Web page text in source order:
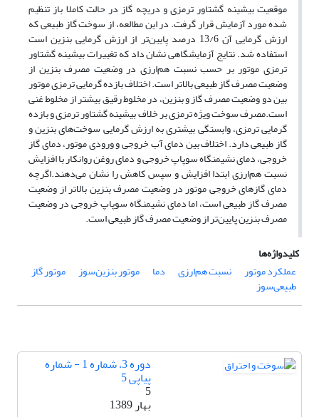
موقعیت بیشینه گشتاور ترمزی و دریچه گاز در حالت کاملا باز تنظیم
شده مورد آزمایش قرار گرفت. در این مطالعه، از سوخت گاز طبیعی که
ارزش گرمایی آن 13/6 درصد پایین‌تر از ارزش گرمایی بنزین است
استفاده شد. نتایج آزمایشگاهی نشان داد که تغییرات بیشینه گشتاور
ترمزی موتور بر حسب نسبت هم‌ارزی در وضعیت مصرف بنزین از
وضعیت مصرف گاز طبیعی بالاتر است. اختلاف بازده گرمایی ترمزی موتور
بین دو وضعیت مصرف گاز و بنزین، در مخلوط رقیق بیشتر از مخلوط غنی
است.مصرف سوخت ویژه ترمزی بر خلاف بیشینه گشتاور ترمزی و بازده
گرمایی ترمزی، وابستگی بیشتری به ارزش گرمایی سوخت‌های بنزین و
گاز طبیعی دارد. اختلاف بین دمای آب خروجی و ورودی موتور، دمای گاز
خروجی، دمای نشیمنگاه سوپاپ خروجی و دمای روغن روانکار با افزایش
نسبت هم‌ارزی ابتدا افزایش و سپس کاهش را نشان می‌دهند.اگرچه
دمای گازهای خروجی موتور در وضعیت مصرف بنزین بالاتر از وضعیت
مصرف گاز طبیعی است، اما دمای نشیمنگاه سوپاپ خروجی در وضعیت
مصرف بنزین پایین‌تر از وضعیت مصرف گاز طبیعی است.
کلیدواژه‌ها
عملکرد موتور
نسبت هم‌ارزی دما موتور بنزین‌سوز موتور گاز
طبیعی‌سوز
دوره 3، شماره 1 - شماره
پیاپی 5
5
بهار 1389